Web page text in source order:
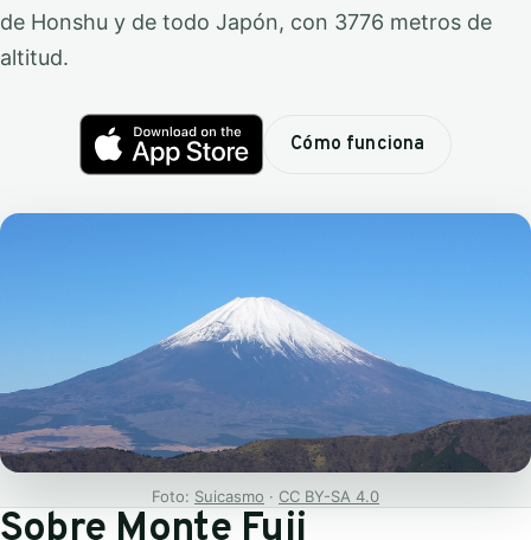
de Honshu y de todo Japón, con 3776 metros de
altitud.
Cómo funciona
Foto: Suicasmo · CC BY-SA 4.0